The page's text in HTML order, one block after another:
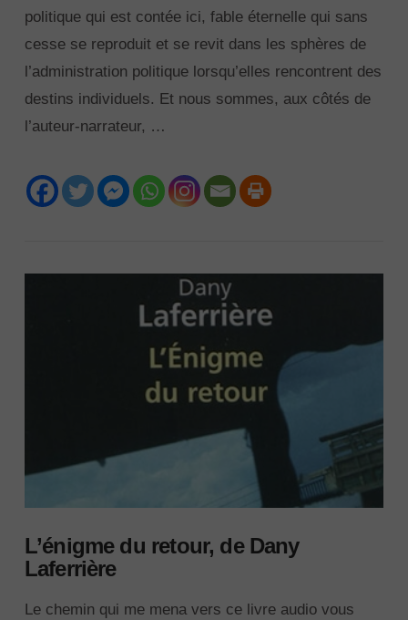
VIEW POST
politique qui est contée ici, fable éternelle qui sans
cesse se reproduit et se revit dans les sphères de
l’administration politique lorsqu’elles rencontrent des
destins individuels. Et nous sommes, aux côtés de
l’auteur-narrateur, …
L’énigme du retour, de Dany
Laferrière
Le chemin qui me mena vers ce livre audio vous